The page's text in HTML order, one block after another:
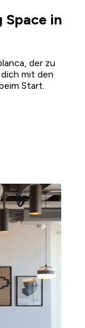
Space in
der zu
mit den
Start.